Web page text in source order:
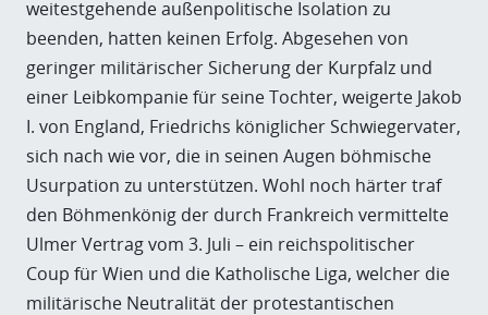
weitestgehende außenpolitische Isolation zu
beenden, hatten keinen Erfolg. Abgesehen von
geringer militärischer Sicherung der Kurpfalz und
einer Leibkompanie für seine Tochter, weigerte Jakob
I. von England, Friedrichs königlicher Schwiegervater,
sich nach wie vor, die in seinen Augen böhmische
Usurpation zu unterstützen. Wohl noch härter traf
den Böhmenkönig der durch Frankreich vermittelte
Ulmer Vertrag vom 3. Juli – ein reichspolitischer
Coup für Wien und die Katholische Liga, welcher die
militärische Neutralität der protestantischen